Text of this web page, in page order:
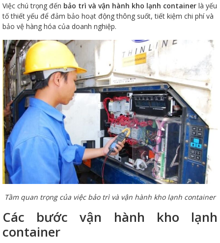
Việc chú trọng đến bảo trì và vận hành kho lạnh container là yếu
tố thiết yếu để đảm bảo hoạt động thông suốt, tiết kiệm chi phí và
bảo vệ hàng hóa của doanh nghiệp.
Tầm quan trọng của việc bảo trì và vận hành kho lạnh container
Các bước vận hành kho lạnh
container